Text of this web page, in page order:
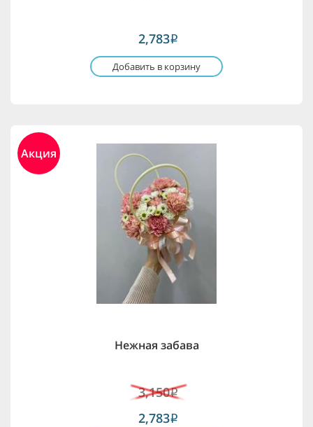
2,783i
Добавить в корзину
Акция
Нежная забава
3,150i
2,783i